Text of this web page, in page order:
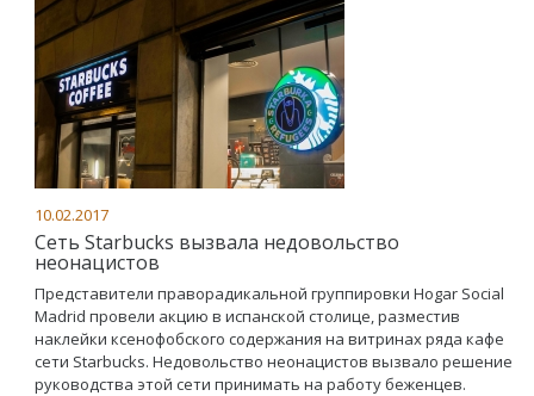
10.02.2017
Сеть Starbuсks вызвала недовольство
неонацистов
Представители праворадикальной группировки Hogar Social
Madrid провели акцию в испанской столице, разместив
наклейки ксенофобского содержания на витринах ряда кафе
сети Starbucks. Недовольство неонацистов вызвало решение
руководства этой сети принимать на работу беженцев.